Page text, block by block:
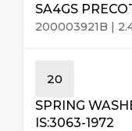
SA4GS
200003921B |
20
SPRING
IS:3063-1972